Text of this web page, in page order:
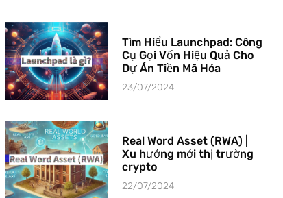
Tìm Hiểu Launchpad: Công
Cụ Gọi Vốn Hiệu Quả Cho
Dự Án Tiền Mã Hóa
23/07/2024
Real Word Asset (RWA) |
Xu hướng mới thị trường
crypto
22/07/2024